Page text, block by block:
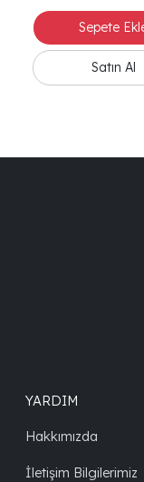
YARDIM
Hakkımızda
İletişim Bilgilerimiz